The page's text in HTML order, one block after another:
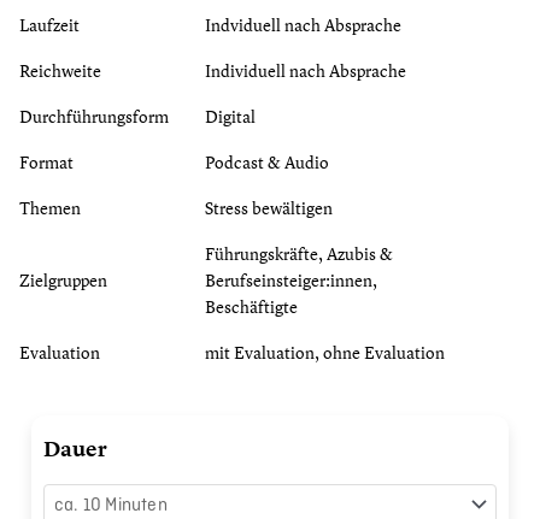
Laufzeit
Indviduell nach Absprache
Reichweite
Individuell nach Absprache
Durchführungsform
Digital
Format
Podcast & Audio
Themen
Stress bewältigen
Zielgruppen
Führungskräfte, Azubis &
Berufseinsteiger:innen,
Beschäftigte
Evaluation
mit Evaluation, ohne Evaluation
Dauer
Stress
Menge